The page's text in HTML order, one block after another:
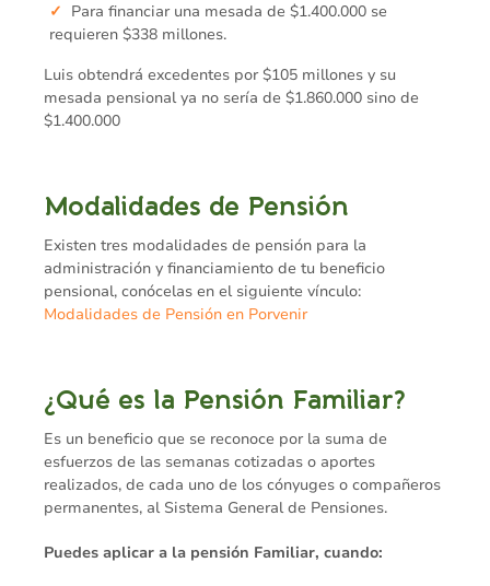
Para financiar una mesada de $1.400.000 se
requieren $338 millones.
Luis obtendrá excedentes por $105 millones y su
mesada pensional ya no sería de $1.860.000 sino de
$1.400.000
Modalidades de Pensión
Existen tres modalidades de pensión para la
administración y financiamiento de tu beneficio
pensional, conócelas en el siguiente vínculo:
Modalidades de Pensión en Porvenir
¿Qué es la Pensión Familiar?
Es un beneficio que se reconoce por la suma de
esfuerzos de las semanas cotizadas o aportes
realizados, de cada uno de los cónyuges o compañeros
permanentes, al Sistema General de Pensiones.
Puedes aplicar a la pensión Familiar, cuando: